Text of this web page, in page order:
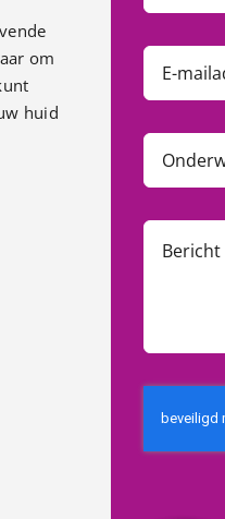
om
huid